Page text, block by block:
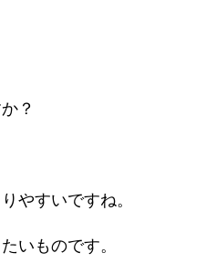
？
やすいですね。
いものです。